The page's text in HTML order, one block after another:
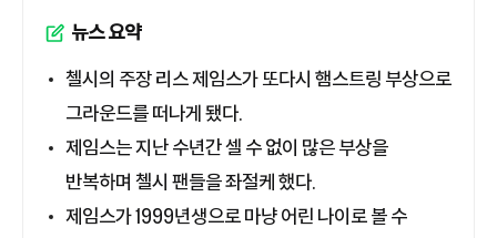
뉴스 요약
첼시의 주장 리스 제임스가 또다시 햄스트링 부상으로
그라운드를 떠나게 됐다.
제임스는 지난 수년간 셀 수 없이 많은 부상을
반복하며 첼시 팬들을 좌절케 했다.
제임스가 1999년생으로 마냥 어린 나이로 볼 수